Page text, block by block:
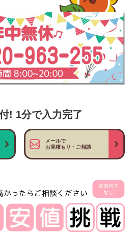
! 1分で入力完了
メールで
お見積もり・ご相談